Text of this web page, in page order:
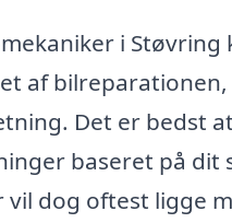
i
af
Det er bedst
baseret på dit
dog oftest ligge